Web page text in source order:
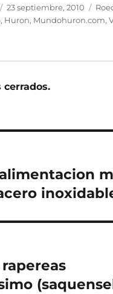
Publicado
el
23 septiembre, 2010
, Huron, Mundohuron.com,
cerrados.